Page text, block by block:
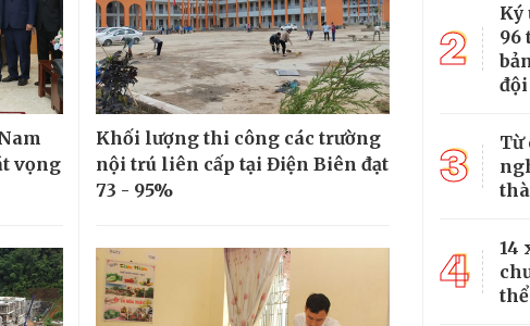
vọng
Khối lượng thi công các trường
nội trú liên cấp tại Điện Biên đạt
73 - 95%
2
Ký
96
đội
3
Từ
4
14